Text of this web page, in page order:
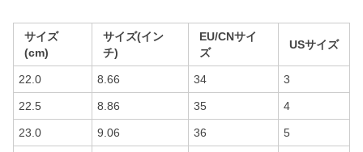
サイズ
(cm)
サイズ(イン
チ)
EU/CNサイ
ズ
USサイズ
22.0 8.66 34 3
22.5 8.86 35 4
23.0 9.06 36 5